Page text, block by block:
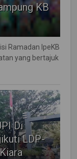
KB
Ramadan IpeKB
yang bertajuk
Di
LDP-